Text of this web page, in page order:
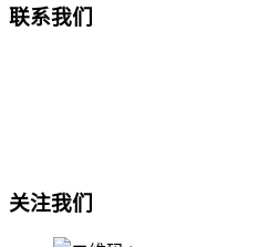
联系我们
关注我们